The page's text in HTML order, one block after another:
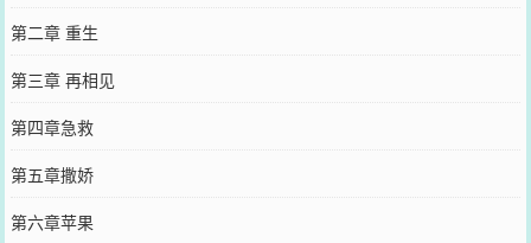
第二章 重生
第三章 再相见
第四章急救
第五章撒娇
第六章苹果